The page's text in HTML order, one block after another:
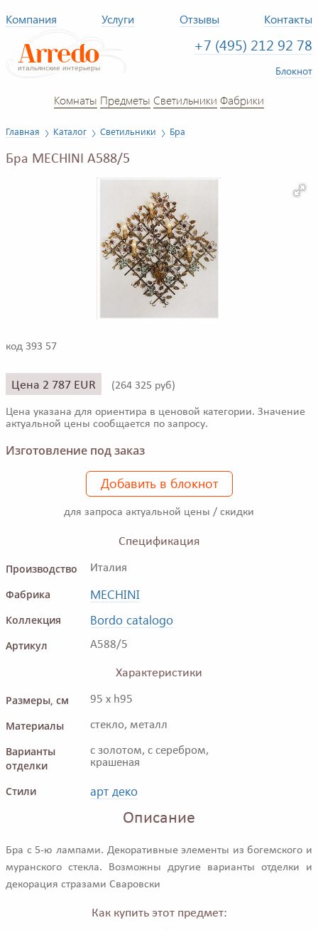
Компания Услуги Отзывы Контакты
+7 (495) 212 92 78
Блокнот
Комнаты Предметы Светильники Фабрики
Главная Каталог Светильники Бра
Бра MECHINI A588/5
код 393 57
Цена 2 787 EUR (264 325 руб)
Цена указана для ориентира в ценовой категории. Значение
актуальной цены сообщается по запросу.
Изготовление под заказ
Добавить в блокнот
для запроса актуальной цены / скидки
Спецификация
Производство
Италия
Фабрика MECHINI
Коллекция Bordo catalogo
Артикул A588/5
Характеристики
Размеры, см
95 x h95
Материалы стекло, металл
Варианты
отделки
с золотом, с серебром,
крашеная
Стили арт деко
Описание
Бра с 5-ю лампами. Декоративные элементы из богемского и
муранского стекла. Возможны другие варианты отделки и
декорация стразами Сваровски
Как купить этот предмет: